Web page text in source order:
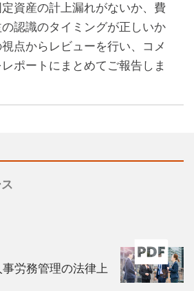
資産の計上漏れがないか、費
認識のタイミングが正しいか
点からレビューを行い、コメ
ポートにまとめてご報告しま
労務管理の法律上